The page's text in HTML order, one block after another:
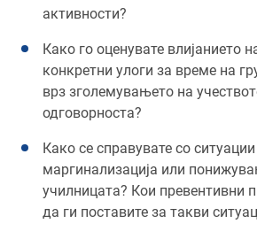
активности?
Како го оценувате влијанието
конкретни улоги за време на
врз зголемувањето на
одговорноста?
Како се справувате со
маргинализација или
училницата? Кои превентивни
да ги поставите за такви